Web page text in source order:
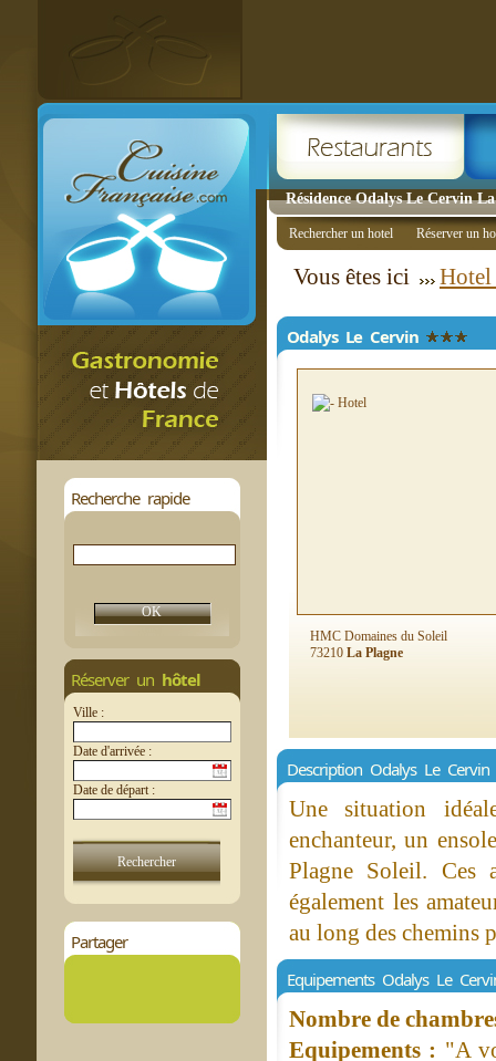
Résidence Odalys Le Cervin
Recherche rapide
Réserver un hôtel
Ville :
Date d'arrivée :
Date de départ :
Partager
Rechercher un hotel Réserver un
Vous êtes ici Hotel
Odalys Le Cervin
HMC Domaines du Soleil
73210 La Plagne
Description Odalys Le Cervin
Une situation
enchanteur, un
Plagne Soleil. Ces
également les
au long des chemins
Equipements Odalys Le
Nombre de
Equipements : "A